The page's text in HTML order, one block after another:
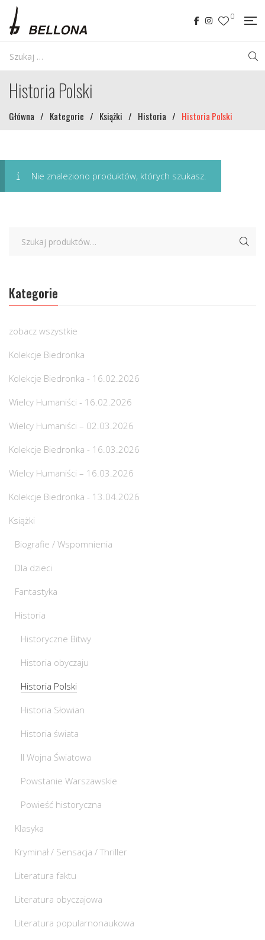
0
Historia Polski
Główna / Kategorie / Książki / Historia / Historia Polski
Nie znaleziono produktów, których szukasz.
Kategorie
zobacz wszystkie
Kolekcje Biedronka
Kolekcje Biedronka - 16.02.2026
Wielcy Humaniści - 16.02.2026
Wielcy Humaniści – 02.03.2026
Kolekcje Biedronka - 16.03.2026
Wielcy Humaniści – 16.03.2026
Kolekcje Biedronka - 13.04.2026
Książki
Biografie / Wspomnienia
Dla dzieci
Fantastyka
Historia
Historyczne Bitwy
Historia obyczaju
Historia Polski
Historia Słowian
Historia świata
II Wojna Światowa
Powstanie Warszawskie
Powieść historyczna
Klasyka
Kryminał / Sensacja / Thriller
Literatura faktu
Literatura obyczajowa
Literatura popularnonaukowa